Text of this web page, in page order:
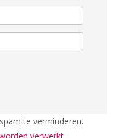
te verminderen.